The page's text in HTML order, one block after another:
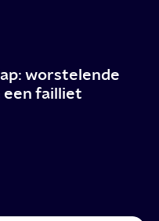
worstelende
een failliet